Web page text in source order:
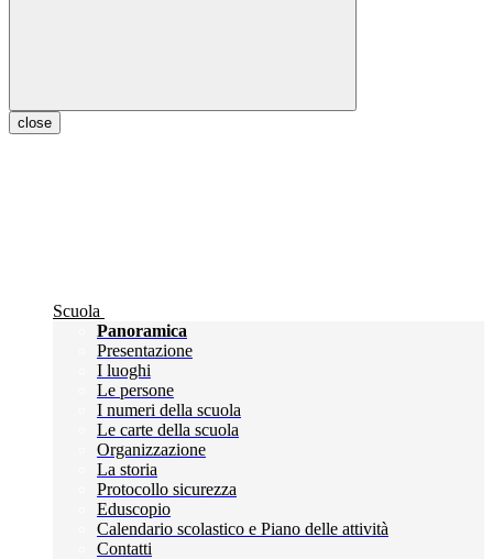
close
Scuola
Panoramica
Presentazione
I luoghi
Le persone
I numeri della scuola
Le carte della scuola
Organizzazione
La storia
Protocollo sicurezza
Eduscopio
Calendario scolastico e Piano delle attività
Contatti